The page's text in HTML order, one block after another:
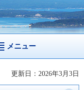
メニュー
更新日：2026年3月3日